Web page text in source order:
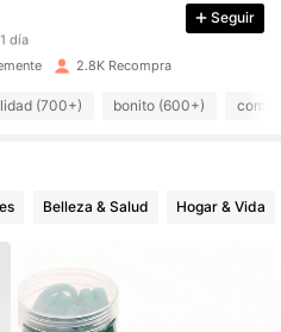
día
Seguir
2.8K Recompra
(700+) bonito (600+) como
Belleza & Salud Hogar & Vida